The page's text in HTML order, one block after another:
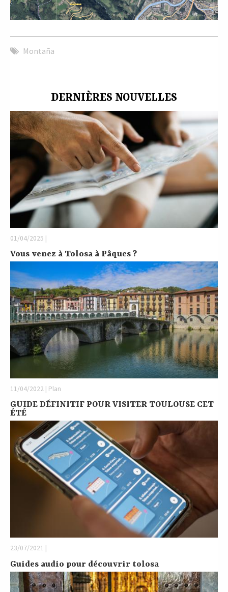
Montaña
DERNIÈRES NOUVELLES
01/04/2025 |
Vous venez à Tolosa à Pâques ?
11/04/2022 | Plan
GUIDE DÉFINITIF POUR VISITER TOULOUSE CET
ÉTÉ
23/07/2021 |
Guides audio pour découvrir tolosa